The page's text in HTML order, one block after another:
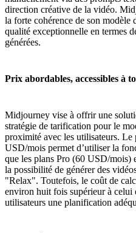
direction créative de la vidéo.
la forte cohérence de son modèle
qualité exceptionnelle en termes
générées.
Prix abordables, accessibles à
Midjourney vise à offrir une
stratégie de tarification pour le
proximité avec les utilisateurs. Le
USD/mois permet d’utiliser la
que les plans Pro (60 USD/
la possibilité de générer des
"Relax". Toutefois, le coût de
environ huit fois supérieur à celui
utilisateurs une planification